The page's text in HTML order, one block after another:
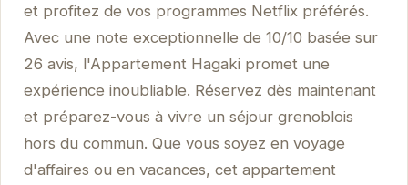
et profitez de vos programmes Netflix préférés.
Avec une note exceptionnelle de 10/10 basée sur
26 avis, l'Appartement Hagaki promet une
expérience inoubliable. Réservez dès maintenant
et préparez-vous à vivre un séjour grenoblois
hors du commun. Que vous soyez en voyage
d'affaires ou en vacances, cet appartement